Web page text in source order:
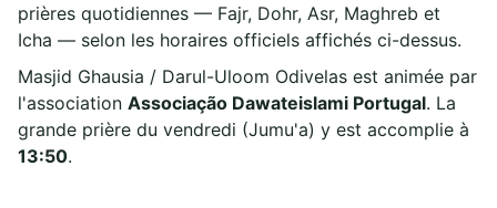
prières quotidiennes — Fajr, Dohr, Asr, Maghreb et
Icha — selon les horaires officiels affichés ci-dessus.
Masjid Ghausia / Darul-Uloom Odivelas est animée par
l'association Associação Dawateislami Portugal. La
grande prière du vendredi (Jumu'a) y est accomplie à
13:50.